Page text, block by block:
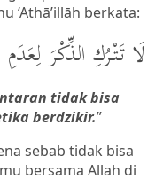
‘Athā’illāh berkata:
لَا تَتْرُكِ الذِّكْرَ
tidak bisa
berdzikir.”
sebab tidak bisa
bersama Allah di